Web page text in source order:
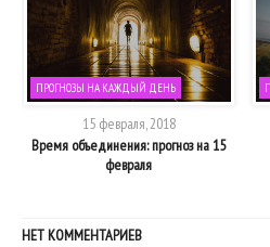
ПРОГНОЗЫ НА КАЖДЫЙ ДЕНЬ
15 февраля, 2018
Время объединения: прогноз на 15
февраля
НЕТ КОММЕНТАРИЕВ